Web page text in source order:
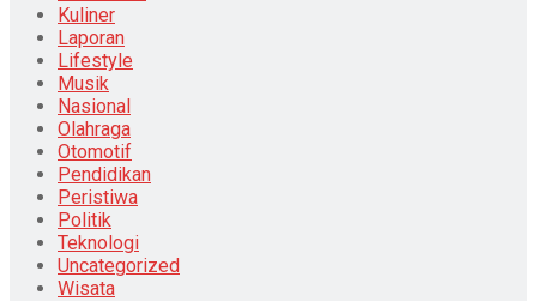
Kuliner
Laporan
Lifestyle
Musik
Nasional
Olahraga
Otomotif
Pendidikan
Peristiwa
Politik
Teknologi
Uncategorized
Wisata